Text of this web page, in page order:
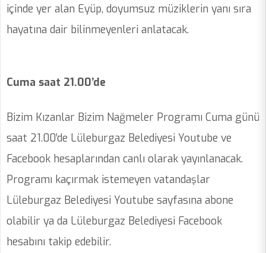
içinde yer alan Eyüp, doyumsuz müziklerin yanı sıra
hayatına dair bilinmeyenleri anlatacak.
Cuma saat 21.00’de
Bizim Kızanlar Bizim Nağmeler Programı Cuma günü
saat 21.00’de Lüleburgaz Belediyesi Youtube ve
Facebook hesaplarından canlı olarak yayınlanacak.
Programı kaçırmak istemeyen vatandaşlar
Lüleburgaz Belediyesi Youtube sayfasına abone
olabilir ya da Lüleburgaz Belediyesi Facebook
hesabını takip edebilir.